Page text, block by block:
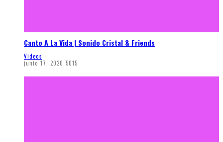
Canto A La Vida | Sonido Cristal & Friends
Videos
junio 17, 2020 5015